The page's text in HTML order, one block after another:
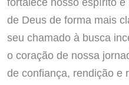
de Deus de forma mais
seu chamado à busca
o coração de nossa
de confiança, rendição e